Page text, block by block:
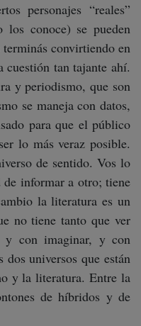
personajes “reales”
conoce) se pueden
convirtiendo en
tan tajante ahí.
y periodismo, que son
se maneja con datos,
para que el público
lo más veraz posible.
de sentido. Vos lo
de informar a otro; tiene
la literatura es un
no tiene tanto que ver
y con imaginar, y con
universos que están
y la literatura. Entre la
de híbridos y de